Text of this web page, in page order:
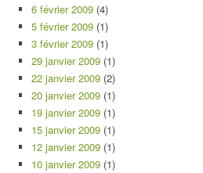
6 février 2009 (4)
5 février 2009 (1)
3 février 2009 (1)
29 janvier 2009 (1)
22 janvier 2009 (2)
20 janvier 2009 (1)
19 janvier 2009 (1)
15 janvier 2009 (1)
12 janvier 2009 (1)
10 janvier 2009 (1)